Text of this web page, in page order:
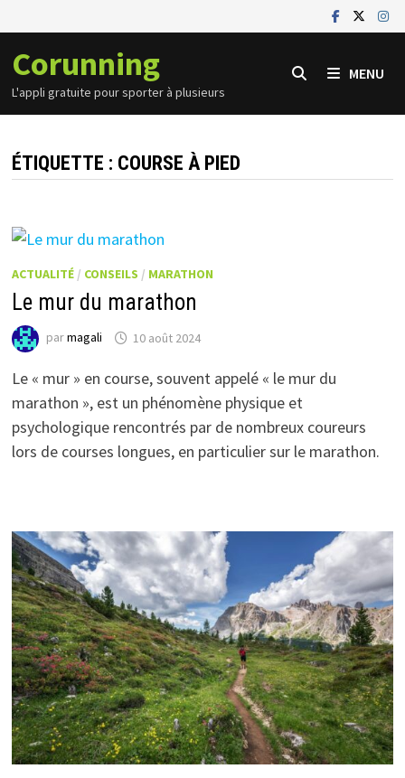
au
contenu
Corunning
L'appli gratuite pour sporter à plusieurs
MENU
ÉTIQUETTE : COURSE À PIED
ACTUALITÉ / CONSEILS / MARATHON
Le mur du marathon
parmagali 10 août 2024
Le « mur » en course, souvent appelé « le mur du
marathon », est un phénomène physique et
psychologique rencontrés par de nombreux coureurs
lors de courses longues, en particulier sur le marathon.